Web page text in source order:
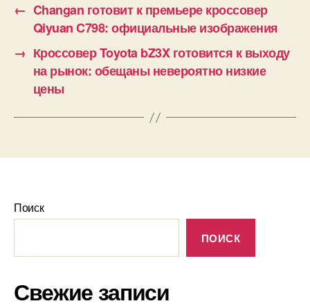
← Changan готовит к премьере кроссовер
Qiyuan C798: официальные изображения
→ Кроссовер Toyota bZ3X готовится к выходу
на рынок: обещаны невероятно низкие
цены
Поиск
ПОИСК
Свежие записи